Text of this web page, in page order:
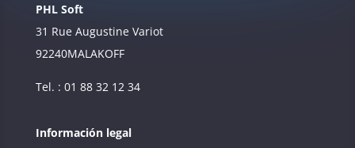
PHL Soft
31 Rue Augustine Variot
92240MALAKOFF
Tel. : 01 88 32 12 34
Información legal